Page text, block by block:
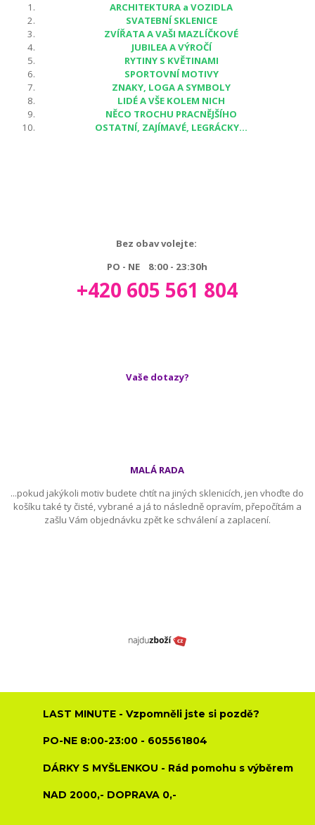
ARCHITEKTURA a VOZIDLA
SVATEBNÍ SKLENICE
ZVÍŘATA A VAŠI MAZLÍČKOVÉ
JUBILEA A VÝROČÍ
RYTINY S KVĚTINAMI
SPORTOVNÍ MOTIVY
ZNAKY, LOGA A SYMBOLY
LIDÉ A VŠE KOLEM NICH
NĚCO TROCHU PRACNĚJŠÍHO
OSTATNÍ, ZAJÍMAVÉ, LEGRÁCKY...
Bez obav volejte:
PO - NE 8:00 - 23:30h
+420 605 561 804
Vaše dotazy?
MALÁ RADA
...pokud jakýkoli motiv budete chtít na jiných sklenicích, jen vhoďte do
košíku také ty čisté, vybrané a já to následně opravím, přepočítám a
zašlu Vám objednávku zpět ke schválení a zaplacení.
LAST MINUTE - Vzpomněli jste si pozdě?
PO-NE 8:00-23:00 - 605561804
DÁRKY S MYŠLENKOU - Rád pomohu s výběrem
NAD 2000,- DOPRAVA 0,-